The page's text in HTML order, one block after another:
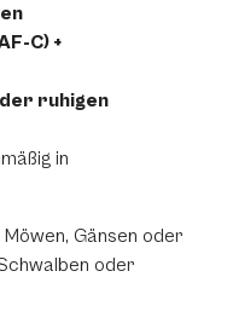
C) +
ruhigen
in
Gänsen oder
oder